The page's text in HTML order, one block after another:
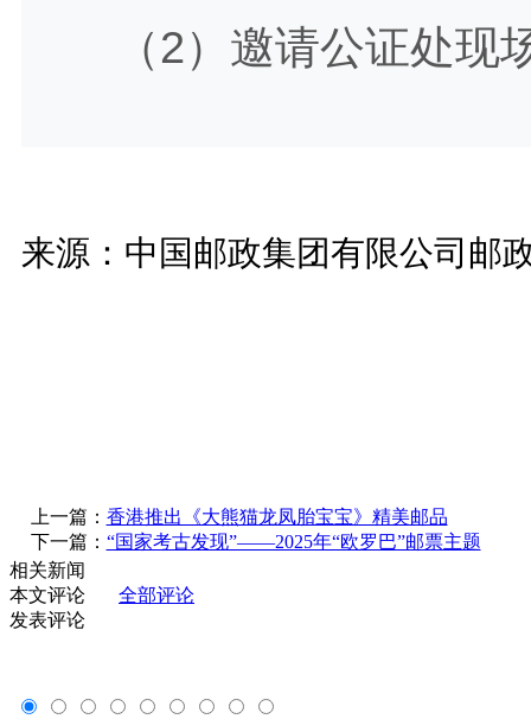
（2）邀请公证处
来源：中国邮政集团有限公司邮
上一篇： 香港推出《大熊猫龙凤胎宝宝》精美邮品
下一篇： “国家考古发现”——2025年“欧罗巴”邮票主题
相关新闻
本文评论
全部评论
发表评论